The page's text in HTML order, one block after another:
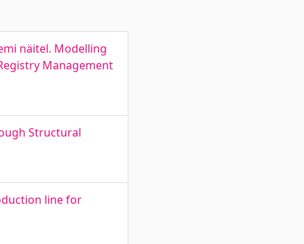
näitel. Modelling
Management
Structural
line for